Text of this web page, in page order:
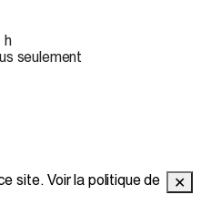
h
seulement
reproduire, télécharger,
site. Voir la politique de
✕